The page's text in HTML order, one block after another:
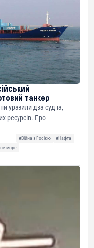
танкер
уразили два судна,
ресурсів. Про
#Війна з Росією
#Нафта
море